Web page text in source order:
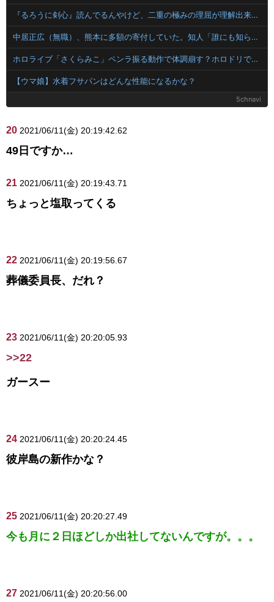
『るろうに剣心』読んでるんやけど、二重の極みの理屈が理解出来ない
中居正広（無職）、熊本に多額の寄付していた。知人「誰にも知られなくてもいい、と公表してない」
ホロライブ「さくらみこ」ペンラ振る動作で体調崩す？ホロドリで画面酔いして凸待ち1時間で切り上げる「雪花ラミィ」コラボ配信に向けてゆっくり休む
【ウマ娘】水着フサパンはどんな性能になるかな？
5chnavi
20 2021/06/11(金) 20:19:42.62
49日ですか…
21 2021/06/11(金) 20:19:43.71
ちょっと塩取ってくる
22 2021/06/11(金) 20:19:56.67
葬儀委員長、だれ？
23 2021/06/11(金) 20:20:05.93
>>22
ガースー
24 2021/06/11(金) 20:20:24.45
彼岸島の新作かな？
25 2021/06/11(金) 20:20:27.49
今も月に２日ほどしか出社してないんですが。。。
27 2021/06/11(金) 20:20:56.00